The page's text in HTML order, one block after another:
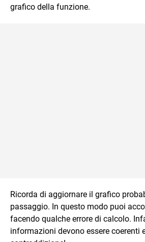
grafico della funzione.
Ricorda di aggiornare il grafico
passaggio. In questo modo puoi
facendo qualche errore di calcolo.
informazioni devono essere coerenti